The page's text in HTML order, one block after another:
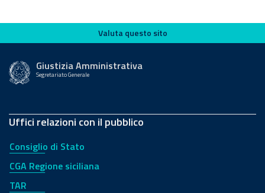
Valuta questo sito
Valuta questo sito
Giustizia Amministrativa
Segretariato Generale
Uffici relazioni con il pubblico
Consiglio di Stato
CGA Regione siciliana
TAR